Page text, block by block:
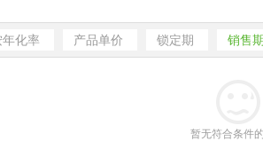
年化率 产品单价 锁定期 销售
暂无符合条件